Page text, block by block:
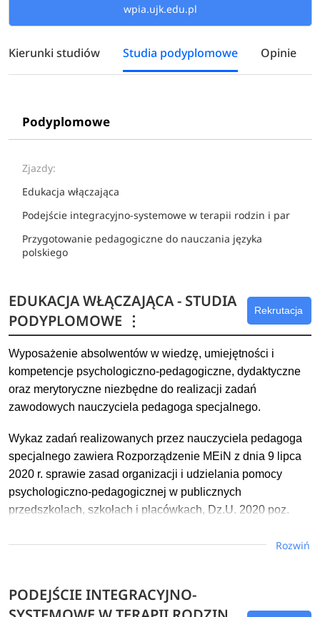
EDUKACJA WŁĄCZAJĄCA - STUDIA
PODYPLOMOWE ⋮
Rekrutacja
Wyposażenie absolwentów w wiedzę, umiejętności i
kompetencje psychologiczno-pedagogiczne, dydaktyczne
oraz merytoryczne niezbędne do realizacji zadań
zawodowych nauczyciela pedagoga specjalnego.
Wykaz zadań realizowanych przez nauczyciela pedagoga
specjalnego zawiera Rozporządzenie MEiN z dnia 9 lipca
2020 r. sprawie zasad organizacji i udzielania pomocy
psychologiczno-pedagogicznej w publicznych
przedszkolach, szkołach i placówkach, Dz.U. 2020 poz.
dnia 22 lipca 2022 r. w sprawie wykazu zajęć
Kwalifikacje uzyskane w trakcie studiów podyplomowych
Rozwiń
PODEJŚCIE INTEGRACYJNO-
wpia.ujk.edu.pl
Kierunki studiów Studia podyplomowe Opinie
Podyplomowe
Zjazdy:
Edukacja włączająca
Podejście integracyjno-systemowe w terapii rodzin i par
Przygotowanie pedagogiczne do nauczania języka
polskiego